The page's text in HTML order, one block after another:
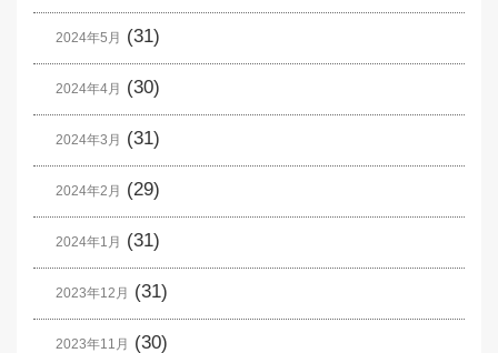
2024年5月 (31)
2024年4月 (30)
2024年3月 (31)
2024年2月 (29)
2024年1月 (31)
2023年12月 (31)
2023年11月 (30)